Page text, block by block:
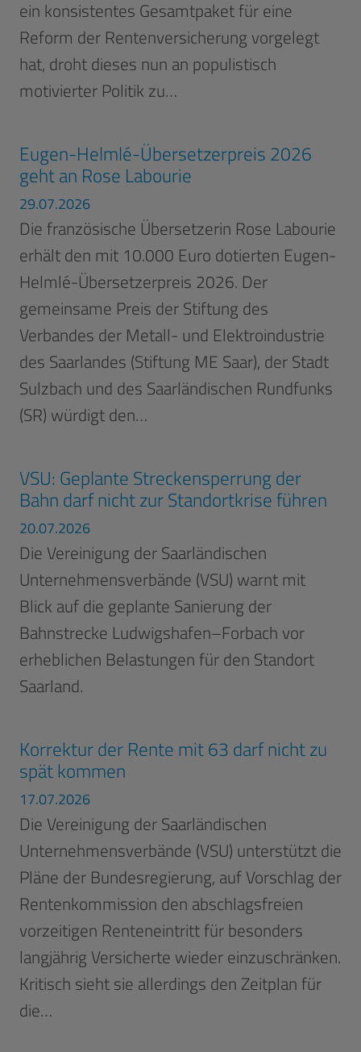
ein konsistentes Gesamtpaket für eine
Reform der Rentenversicherung vorgelegt
hat, droht dieses nun an populistisch
motivierter Politik zu…
Eugen-Helmlé-Übersetzerpreis 2026
geht an Rose Labourie
29.07.2026
Die französische Übersetzerin Rose Labourie
erhält den mit 10.000 Euro dotierten Eugen-
Helmlé-Übersetzerpreis 2026. Der
gemeinsame Preis der Stiftung des
Verbandes der Metall- und Elektroindustrie
des Saarlandes (Stiftung ME Saar), der Stadt
Sulzbach und des Saarländischen Rundfunks
(SR) würdigt den…
VSU: Geplante Streckensperrung der
Bahn darf nicht zur Standortkrise führen
20.07.2026
Die Vereinigung der Saarländischen
Unternehmensverbände (VSU) warnt mit
Blick auf die geplante Sanierung der
Bahnstrecke Ludwigshafen–Forbach vor
erheblichen Belastungen für den Standort
Saarland.
Korrektur der Rente mit 63 darf nicht zu
spät kommen
17.07.2026
Die Vereinigung der Saarländischen
Unternehmensverbände (VSU) unterstützt die
Pläne der Bundesregierung, auf Vorschlag der
Rentenkommission den abschlagsfreien
vorzeitigen Renteneintritt für besonders
langjährig Versicherte wieder einzuschränken.
Kritisch sieht sie allerdings den Zeitplan für
die…